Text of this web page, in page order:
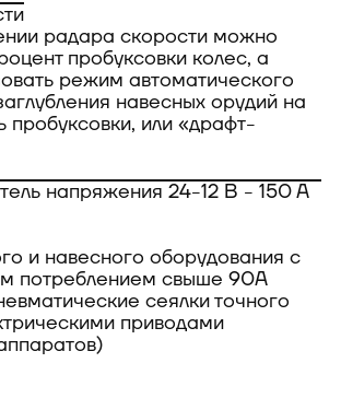
радара скорости можно
пробуксовки колес, а
режим автоматического
навесных орудий на
пробуксовки, или «драфт-
напряжения 24-12 В - 150 А
и навесного оборудования с
потреблением свыше 90А
сеялки точного
приводами